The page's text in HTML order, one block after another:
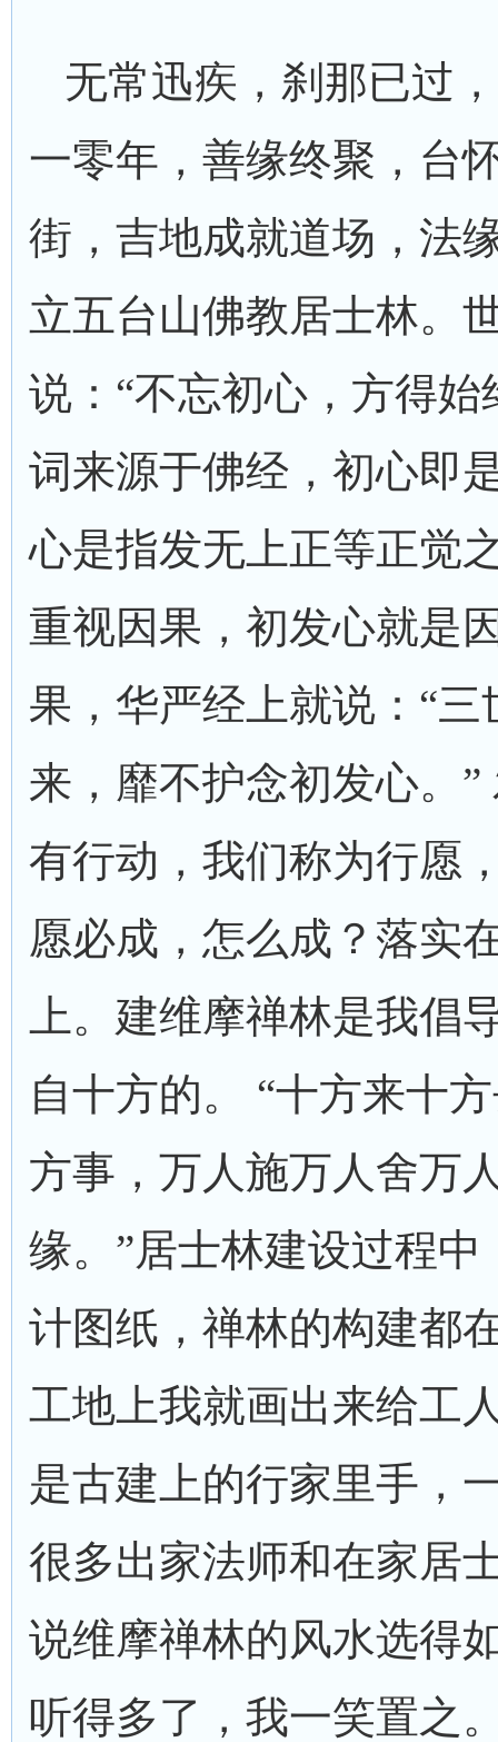
无常迅疾，刹那已过
一零年，善缘终聚，台
街，吉地成就道场，法
立五台山佛教居士林。
说：“不忘初心，方得始
词来源于佛经，初心即
心是指发无上正等正觉
重视因果，初发心就是
果，华严经上就说：“三
来，靡不护念初发心。
有行动，我们称为行愿
愿必成，怎么成？落实
上。建维摩禅林是我倡
自十方的。 “十方来十
方事，万人施万人舍万
缘。”居士林建设过程
计图纸，禅林的构建都
工地上我就画出来给工
是古建上的行家里手，
很多出家法师和在家居
说维摩禅林的风水选
听得多了，我一笑置之